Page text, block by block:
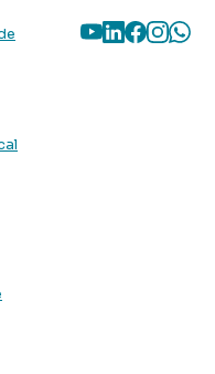
Youtube
LinkedIn
Facebook
Instagram